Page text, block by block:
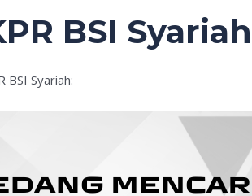
BSI Syariah
BSI Syariah: